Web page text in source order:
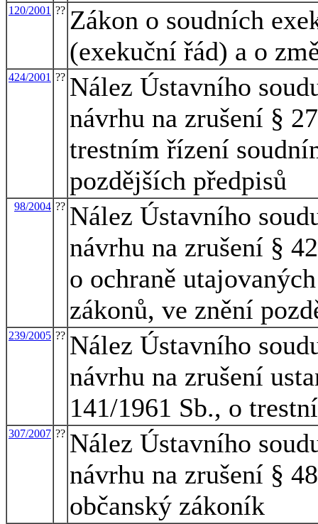
120/2001 ?? Zákon o soudních
(exekuční řád) a o
424/2001 ?? Nález Ústavního
návrhu na zrušení §
trestním řízení
pozdějších předpisů
98/2004 ?? Nález Ústavního
návrhu na zrušení §
o ochraně
zákonů, ve znění
239/2005 ?? Nález Ústavního
návrhu na zrušení
141/1961 Sb., o
307/2007 ?? Nález Ústavního
návrhu na zrušení §
občanský zákoník